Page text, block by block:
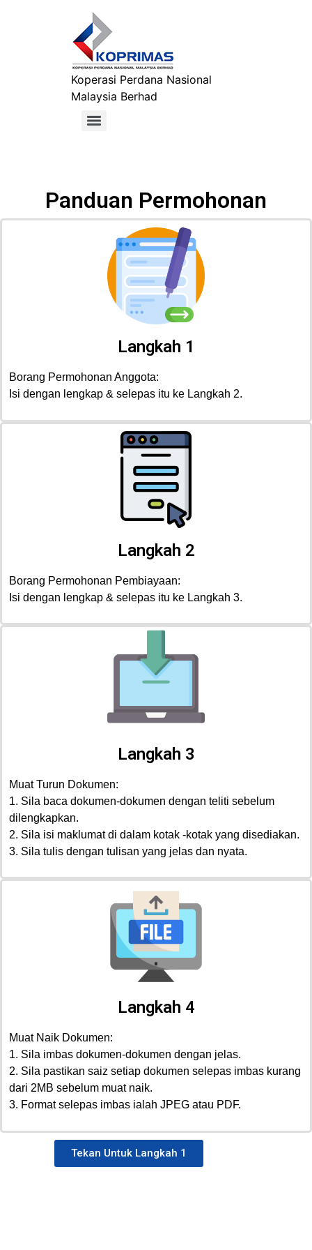
Koperasi Perdana Nasional
Malaysia Berhad
Panduan Permohonan
Langkah 1
Borang Permohonan Anggota:
Isi dengan lengkap & selepas itu ke Langkah 2.
Langkah 2
Borang Permohonan Pembiayaan:
Isi dengan lengkap & selepas itu ke Langkah 3.
Langkah 3
Muat Turun Dokumen:
1. Sila baca dokumen-dokumen dengan teliti sebelum
dilengkapkan.
2. Sila isi maklumat di dalam kotak -kotak yang disediakan.
3. Sila tulis dengan tulisan yang jelas dan nyata.
Langkah 4
Muat Naik Dokumen:
1. Sila imbas dokumen-dokumen dengan jelas.
2. Sila pastikan saiz setiap dokumen selepas imbas kurang
dari 2MB sebelum muat naik.
3. Format selepas imbas ialah JPEG atau PDF.
Tekan Untuk Langkah 1